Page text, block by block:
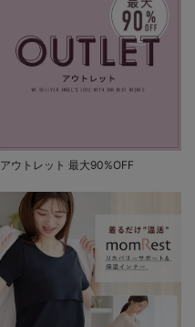
アウトレット 最大90%OFF